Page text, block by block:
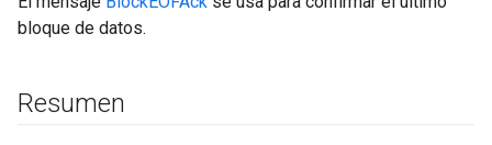
bloque de datos.
Resumen